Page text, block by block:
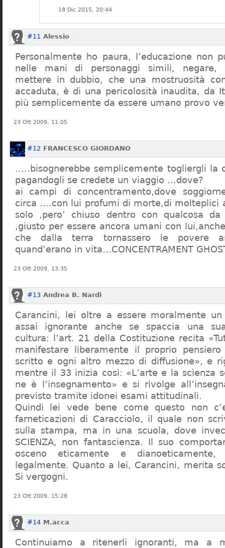
18 Dic 2015, 20:44
#11 Alessio
Personalmente ho paura, l’educazione non
nelle mani di personaggi simili, negare,
mettere in dubbio, che una mostruosità
accaduta, è di una pericolosità inaudita, da
più semplicemente da essere umano provo
23 Ott 2009, 11:05
#12 FRANCESCO GIORDANO
…..bisognerebbe semplicemente togliergli la
pagandogli se credete un viaggio …dove?
ai campi di concentramento,dove
circa ….con lui profumi di morte,di molteplici
solo ,pero’ chiuso dentro con qualcosa
,giusto per essere ancora umani con
che dalla terra tornassero le povere
quand’erano in vita…CONCENTRAMENT
23 Ott 2009, 13:35
#13 Andrea B. Nardi
Carancini, lei oltre a essere moralmente
assai ignorante anche se spaccia una
cultura: l’art. 21 della Costituzione recita
manifestare liberamente il proprio
scritto e ogni altro mezzo di diffusione», e
mentre il 33 inizia così: «L’arte e la scienza
ne è l’insegnamento» e si rivolge
previsto tramite idonei esami attitudinali.
Quindi lei vede bene come questo non
farneticazioni di Caracciolo, il quale non
sulla stampa, ma in una scuola, dove
SCIENZA, non fantascienza. Il suo
osceno eticamente e dianoeticamente,
legalmente. Quanto a lei, Carancini, merita
Si vergogni.
23 Ott 2009, 15:28
#14 M.acca
Continuiamo a ritenerli ignoranti, ma a